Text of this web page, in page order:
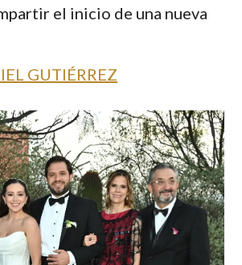
el inicio de una nueva
GUTIÉRREZ